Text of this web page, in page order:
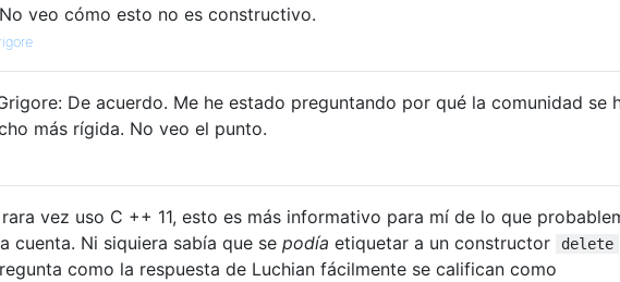
veo cómo esto no es constructivo.
De acuerdo. Me he estado preguntando por qué la comunidad se
más rígida. No veo el punto.
vez uso C ++ 11, esto es más informativo para mí de lo que
cuenta. Ni siquiera sabía que se podía etiquetar a un constructor delete
como la respuesta de Luchian fácilmente se califican como